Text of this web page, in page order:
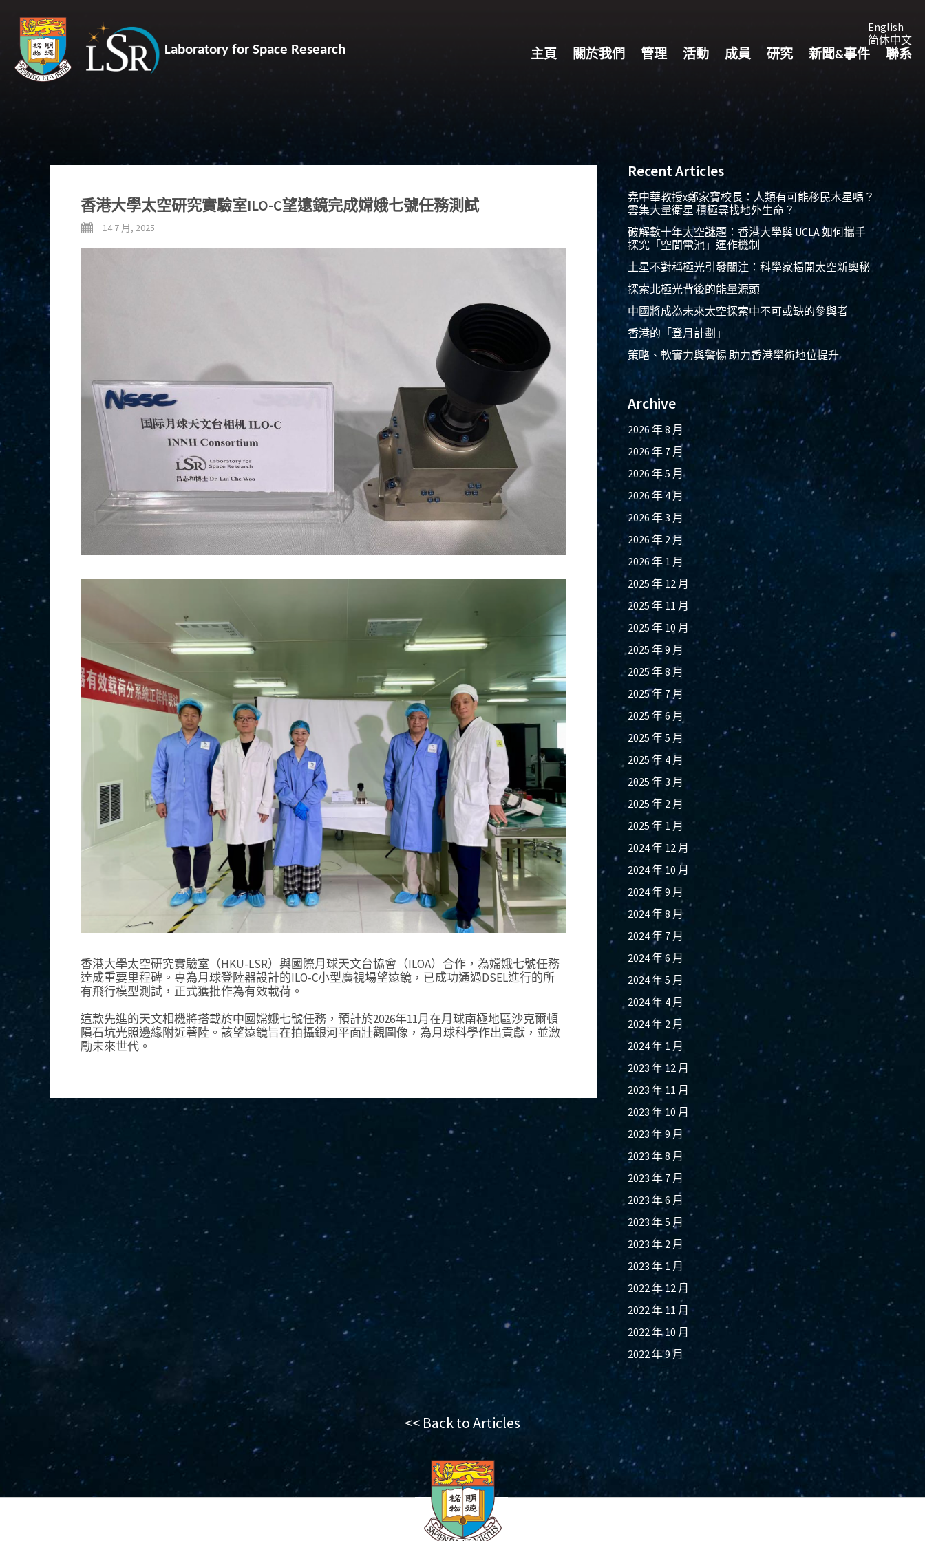
Laboratory for Space Research
English
简体中文
主頁 關於我們 管理 活動 成員 研究 新聞&事件 聯系
香港大學太空研究實驗室ILO-C望遠鏡完成嫦娥七號任務測試
14 7 月, 2025
香港大學太空研究實驗室（HKU-LSR）與國際月球天文台協會（ILOA）合作，為嫦娥七號任務
達成重要里程碑。專為月球登陸器設計的ILO-C小型廣視場望遠鏡，已成功通過DSEL進行的所
有飛行模型測試，正式獲批作為有效載荷。
這款先進的天文相機將搭載於中國嫦娥七號任務，預計於2026年11月在月球南極地區沙克爾頓
隕石坑光照邊緣附近著陸。該望遠鏡旨在拍攝銀河平面壯觀圖像，為月球科學作出貢獻，並激
勵未來世代。
Recent Articles
堯中華教授x鄭家寶校長：人類有可能移民木星嗎？
雲集大量衛星 積極尋找地外生命？
破解數十年太空謎題：香港大學與 UCLA 如何攜手
探究「空間電池」運作機制
土星不對稱極光引發關注：科學家揭開太空新奧秘
探索北極光背後的能量源頭
中國將成為未來太空探索中不可或缺的參與者
香港的「登月計劃」
策略、軟實力與警惕 助力香港學術地位提升
Archive
2026 年 8 月
2026 年 7 月
2026 年 5 月
2026 年 4 月
2026 年 3 月
2026 年 2 月
2026 年 1 月
2025 年 12 月
2025 年 11 月
2025 年 10 月
2025 年 9 月
2025 年 8 月
2025 年 7 月
2025 年 6 月
2025 年 5 月
2025 年 4 月
2025 年 3 月
2025 年 2 月
2025 年 1 月
2024 年 12 月
2024 年 10 月
2024 年 9 月
2024 年 8 月
2024 年 7 月
2024 年 6 月
2024 年 5 月
2024 年 4 月
2024 年 2 月
2024 年 1 月
2023 年 12 月
2023 年 11 月
2023 年 10 月
2023 年 9 月
2023 年 8 月
2023 年 7 月
2023 年 6 月
2023 年 5 月
2023 年 2 月
2023 年 1 月
2022 年 12 月
2022 年 11 月
2022 年 10 月
2022 年 9 月
<< Back to Articles